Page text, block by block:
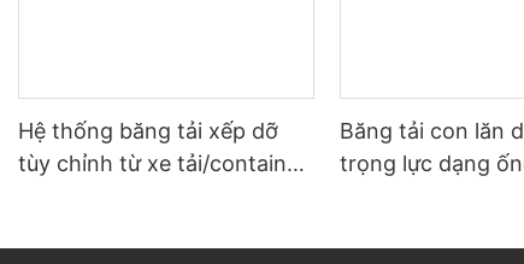
Hệ thống băng tải xếp dỡ
tùy chỉnh từ xe tải/container
Băng tải con lăn
trọng lực dạng